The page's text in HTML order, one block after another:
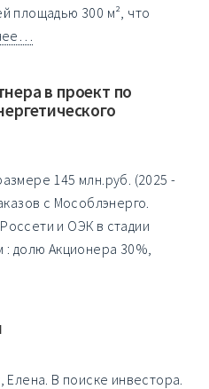
площадью 300 м², что
в проект по
145 млн.руб. (2025 -
с Мособлэнерго.
и ОЭК в стадии
: долю Акционера 30%,
В поиске инвестора.